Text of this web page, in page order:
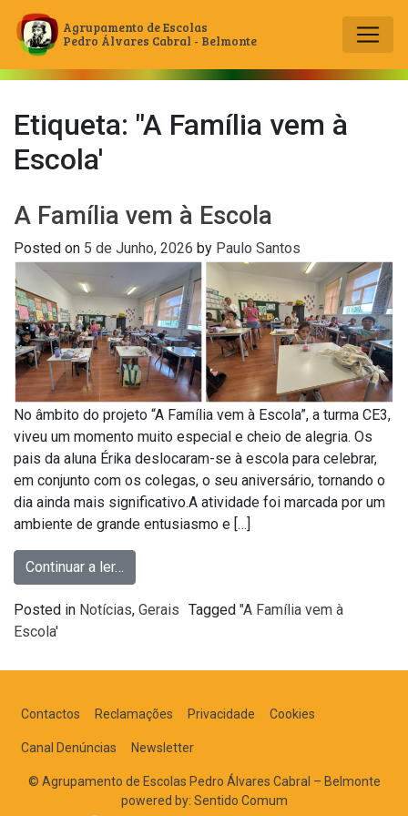
Main Navigation
Agrupamento de Escolas
Pedro Álvares Cabral - Belmonte
Etiqueta: "A Família vem à
Escola'
A Família vem à Escola
Posted on 5 de Junho, 2026 by Paulo Santos
No âmbito do projeto “A Família vem à Escola”, a turma CE3,
viveu um momento muito especial e cheio de alegria. Os
pais da aluna Érika deslocaram-se à escola para celebrar,
em conjunto com os colegas, o seu aniversário, tornando o
dia ainda mais significativo.A atividade foi marcada por um
ambiente de grande entusiasmo e […]
Continuar a ler…
Posted in Notícias, Gerais Tagged "A Família vem à
Escola'
Contactos Reclamações Privacidade Cookies
Canal Denúncias Newsletter
© Agrupamento de Escolas Pedro Álvares Cabral – Belmonte
powered by: Sentido Comum